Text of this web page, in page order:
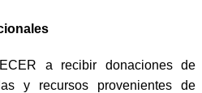
a recibir donaciones de
y recursos provenientes de